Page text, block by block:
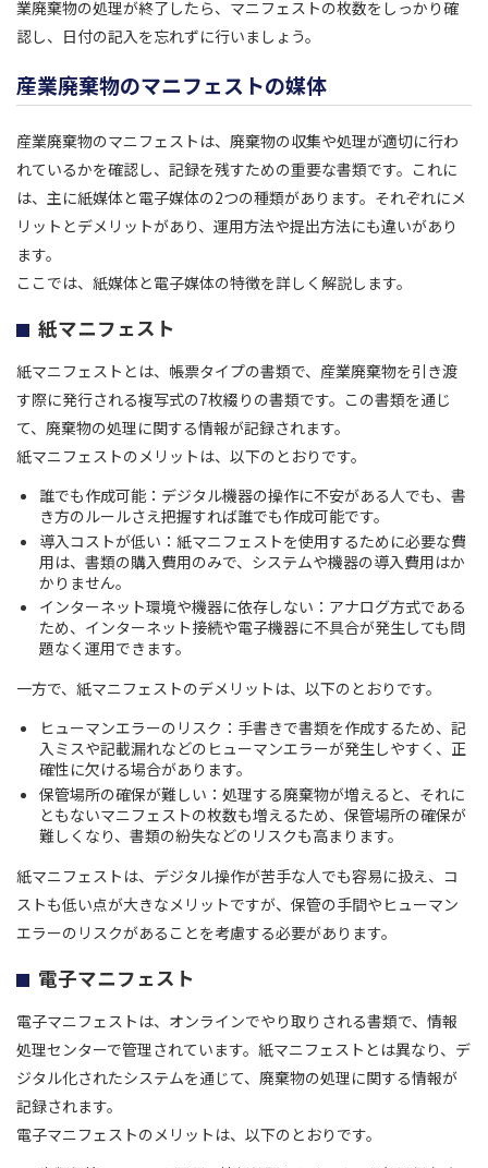
業廃棄物の処理が終了したら、マニフェストの枚数をしっかり確
認し、日付の記入を忘れずに行いましょう。
産業廃棄物のマニフェストの媒体
産業廃棄物のマニフェストは、廃棄物の収集や処理が適切に行わ
れているかを確認し、記録を残すための重要な書類です。これに
は、主に紙媒体と電子媒体の2つの種類があります。それぞれにメ
リットとデメリットがあり、運用方法や提出方法にも違いがあり
ます。
ここでは、紙媒体と電子媒体の特徴を詳しく解説します。
紙マニフェスト
紙マニフェストとは、帳票タイプの書類で、産業廃棄物を引き渡
す際に発行される複写式の7枚綴りの書類です。この書類を通じ
て、廃棄物の処理に関する情報が記録されます。
紙マニフェストのメリットは、以下のとおりです。
誰でも作成可能：デジタル機器の操作に不安がある人でも、書
き方のルールさえ把握すれば誰でも作成可能です。
導入コストが低い：紙マニフェストを使用するために必要な費
用は、書類の購入費用のみで、システムや機器の導入費用はか
かりません。
インターネット環境や機器に依存しない：アナログ方式である
ため、インターネット接続や電子機器に不具合が発生しても問
題なく運用できます。
一方で、紙マニフェストのデメリットは、以下のとおりです。
ヒューマンエラーのリスク：手書きで書類を作成するため、記
入ミスや記載漏れなどのヒューマンエラーが発生しやすく、正
確性に欠ける場合があります。
保管場所の確保が難しい：処理する廃棄物が増えると、それに
ともないマニフェストの枚数も増えるため、保管場所の確保が
難しくなり、書類の紛失などのリスクも高まります。
紙マニフェストは、デジタル操作が苦手な人でも容易に扱え、コ
ストも低い点が大きなメリットですが、保管の手間やヒューマン
エラーのリスクがあることを考慮する必要があります。
電子マニフェスト
電子マニフェストは、オンラインでやり取りされる書類で、情報
処理センターで管理されています。紙マニフェストとは異なり、デ
ジタル化されたシステムを通じて、廃棄物の処理に関する情報が
記録されます。
電子マニフェストのメリットは、以下のとおりです。